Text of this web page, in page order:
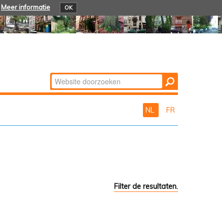
Meer informatie OK
Zoek
Geavanceerd
NL FR
Filter de resultaten.